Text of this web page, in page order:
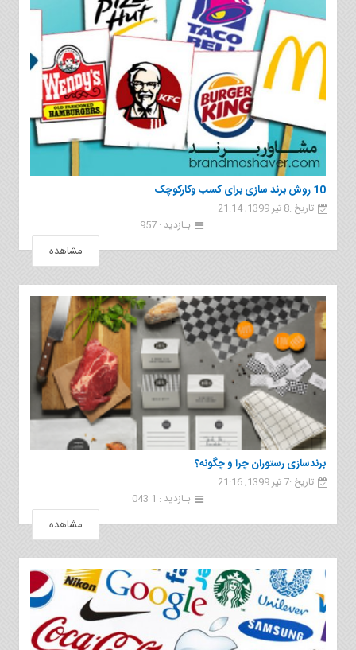
10 روش برند سازی برای کسب وکارکوچک
تاریخ :8 تیر 1399, 21:14
بـازدید : 957
مشاهده
برندسازی رستوران چرا و چگونه؟
تاریخ :7 تیر 1399, 21:16
بـازدید : 1 043
مشاهده